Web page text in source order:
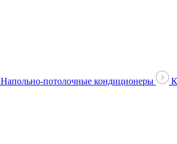
Напольно-потолочные кондиционеры